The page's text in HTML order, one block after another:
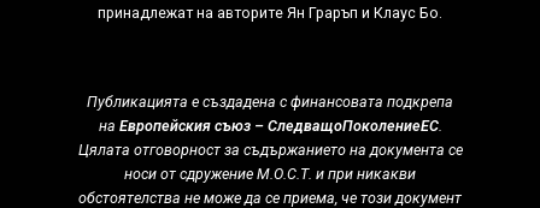
принадлежат на авторитe Ян Граръп и Клаус Бо.
Публикацията е създадена с финансовата подкрепа
на Европейския съюз – СледващоПоколениеЕС.
Цялата отговорност за съдържанието на документа се
носи от сдружение М.О.С.Т. и при никакви
обстоятелства не може да се приема, че този документ